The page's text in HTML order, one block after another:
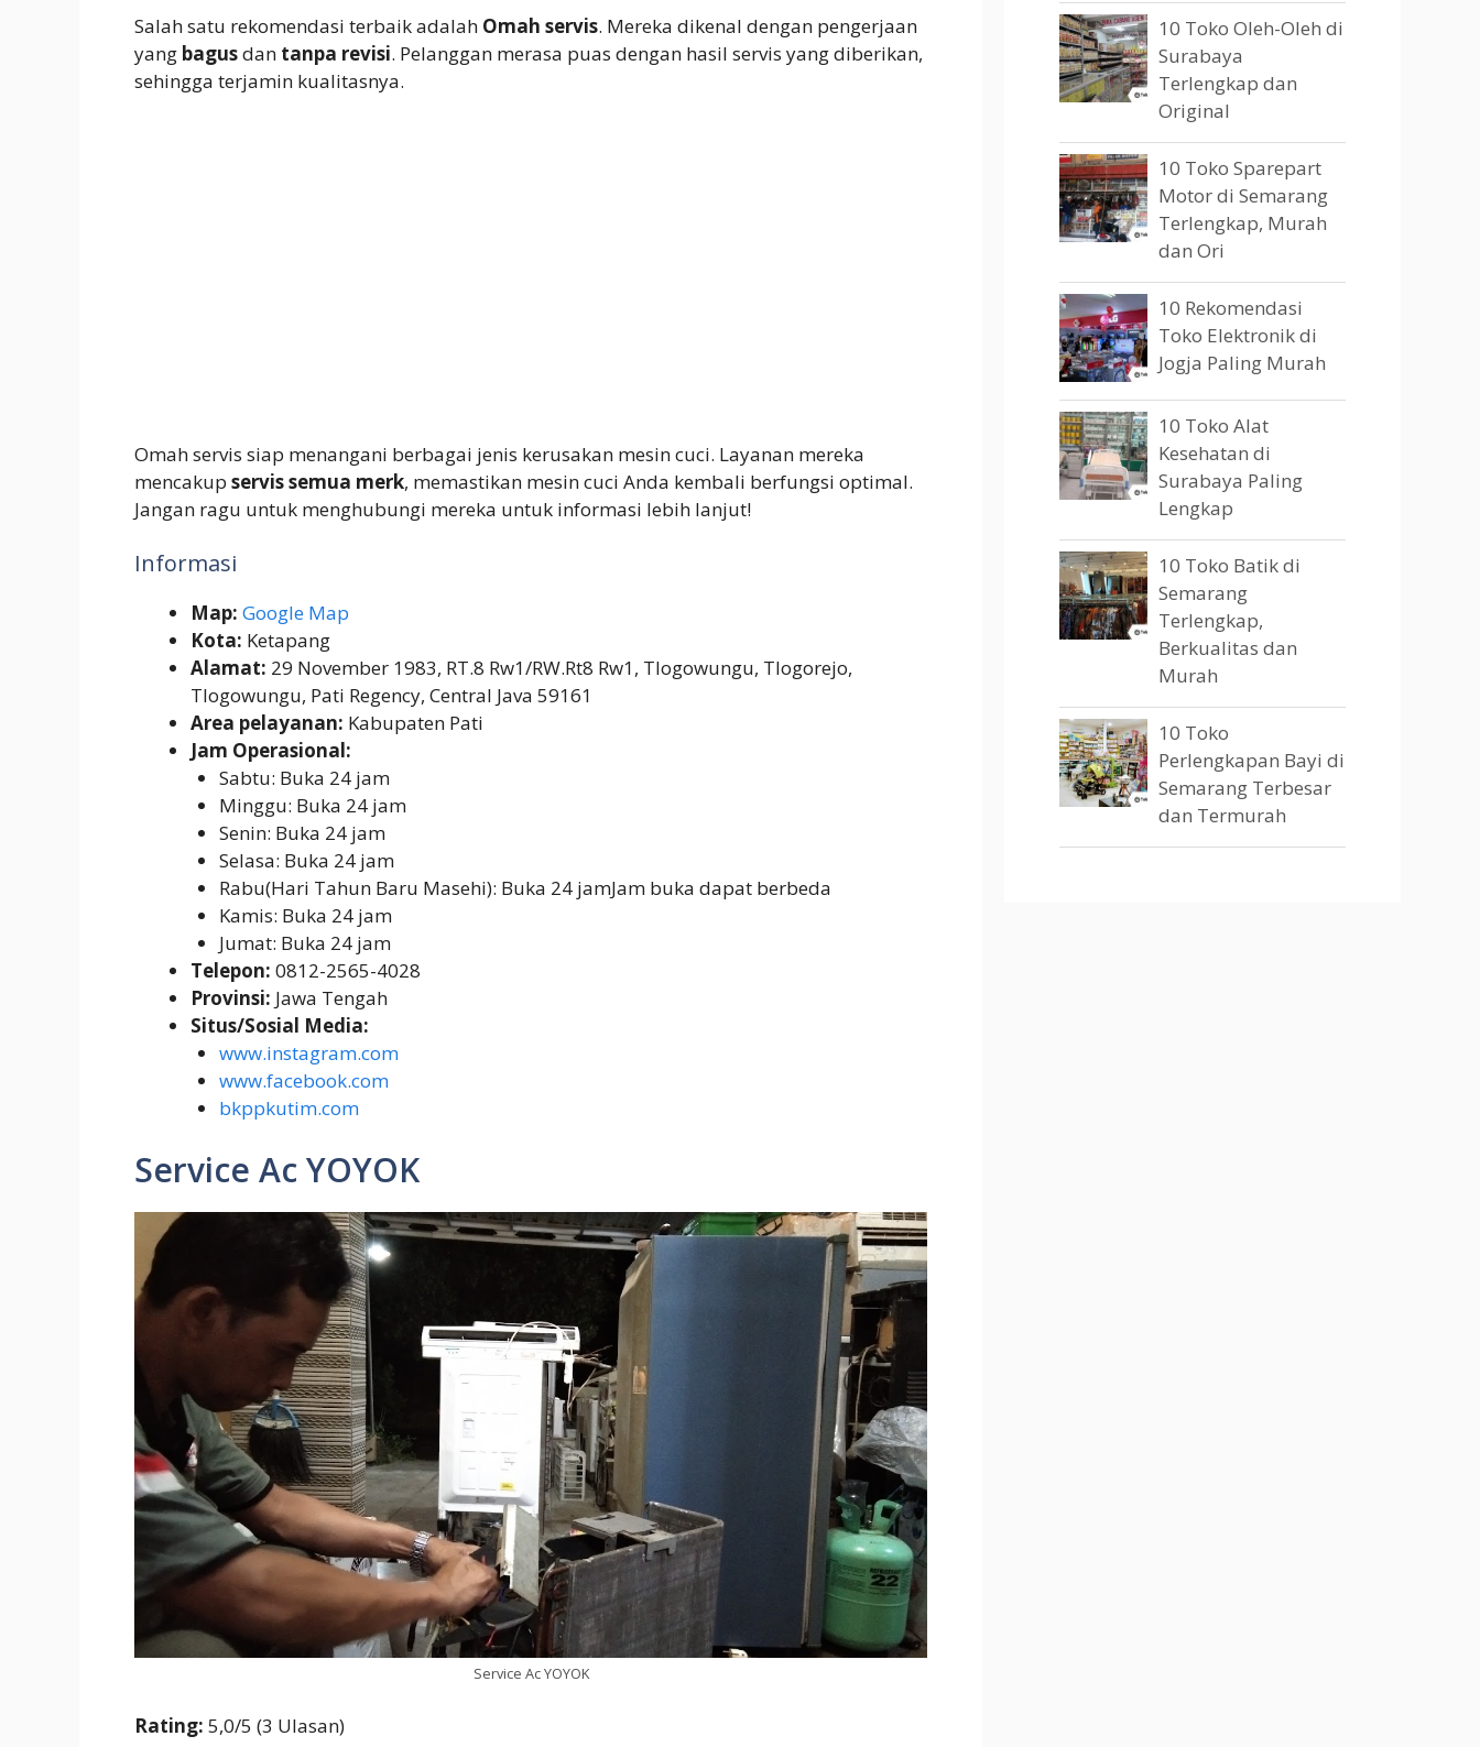
Salah satu rekomendasi terbaik adalah Omah servis. Mereka dikenal dengan pengerjaan
yang bagusdan tanpa revisi. Pelanggan merasa puas dengan hasil servis yang diberikan,
sehingga terjamin kualitasnya.
Omah servis siap menangani berbagai jenis kerusakan mesin cuci. Layanan mereka
mencakup servis semua merk, memastikan mesin cuci Anda kembali berfungsi optimal.
Jangan ragu untuk menghubungi mereka untuk informasi lebih lanjut!
Informasi
Map: Google Map
Kota: Ketapang
Alamat: 29 November 1983, RT.8 Rw1/RW.Rt8 Rw1, Tlogowungu, Tlogorejo,
Tlogowungu, Pati Regency, Central Java 59161
Area pelayanan: Kabupaten Pati
Jam Operasional:
Sabtu: Buka 24 jam
Minggu: Buka 24 jam
Senin: Buka 24 jam
Selasa: Buka 24 jam
Rabu(Hari Tahun Baru Masehi): Buka 24 jamJam buka dapat berbeda
Kamis: Buka 24 jam
Jumat: Buka 24 jam
Telepon: 0812-2565-4028
Provinsi: Jawa Tengah
Situs/Sosial Media:
www.instagram.com
www.facebook.com
bkppkutim.com
Service Ac YOYOK
Service Ac YOYOK
Rating: 5,0/5 (3 Ulasan)
10 Toko Oleh-Oleh di
Surabaya
Terlengkap dan
Original
10 Toko Sparepart
Motor di Semarang
Terlengkap, Murah
dan Ori
10 Rekomendasi
Toko Elektronik di
Jogja Paling Murah
10 Toko Alat
Kesehatan di
Surabaya Paling
Lengkap
10 Toko Batik di
Semarang
Terlengkap,
Berkualitas dan
Murah
10 Toko
Perlengkapan Bayi di
Semarang Terbesar
dan Termurah